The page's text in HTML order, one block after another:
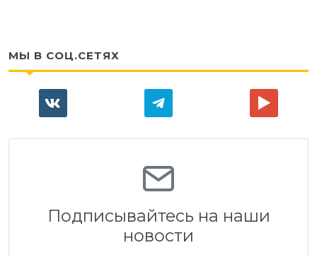
МЫ В СОЦ.СЕТЯХ
Подписывайтесь на наши
новости